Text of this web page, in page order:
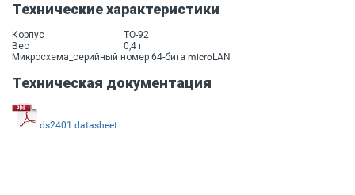
Технические характеристики
Корпус
TO-92
Вес
0,4 г
Микросхема_серийный номер 64-бита microLAN
Техническая документация
ds2401 datasheet